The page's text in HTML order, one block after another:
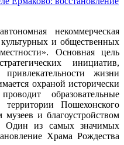
некоммерческая
и общественных
Основная цель
инициатив,
жизни
охраной исторически
образовательные
Пошехонского
и благоустройством
Один из самых значимых
Храма Рождества